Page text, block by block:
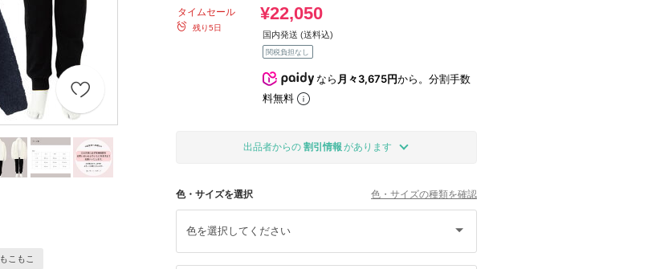
もこもこ
タイムセール
残り5日
¥22,050
国内発送 (送料込)
関税負担なし
なら月々3,675円から。分割手数
料無料
出品者からの 割引情報 があります
色・サイズを選択 色・サイズの種類を確認
色を選択してください